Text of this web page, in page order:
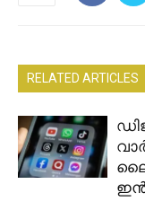
RELATED ARTICLES